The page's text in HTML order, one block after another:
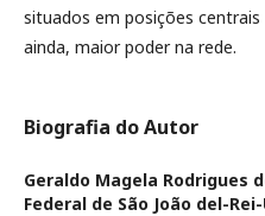
situados em posições
ainda, maior poder na rede.
Biografia do Autor
Geraldo Magela Rodrigues
Federal de São João del-Rei-